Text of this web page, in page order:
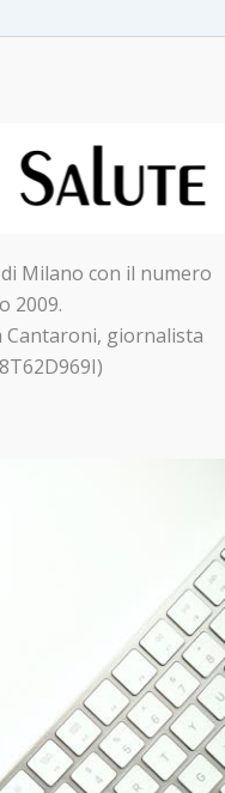
Milano con il numero
2009.
Cantaroni, giornalista